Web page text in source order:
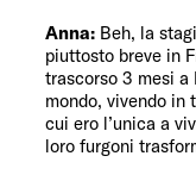
Anna: Beh, la
piuttosto breve in
trascorso 3 mesi
mondo, vivendo in
cui ero l’unica a
loro furgoni